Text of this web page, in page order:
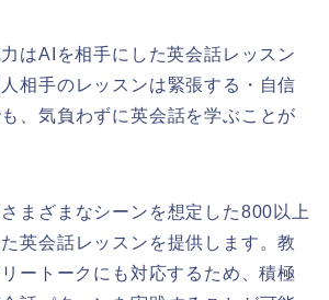
はAIを相手にした英会話レッスン
相手のレッスンは緊張する・自信
、気負わずに英会話を学ぶことが
まざまなシーンを想定した800以上
英会話レッスンを提供します。教
ートークにも対応するため、積極